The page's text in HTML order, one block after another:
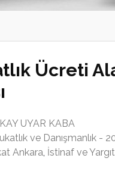
Ücreti
UYAR KABA
ve Danışmanlık -
Ankara, İstinaf ve